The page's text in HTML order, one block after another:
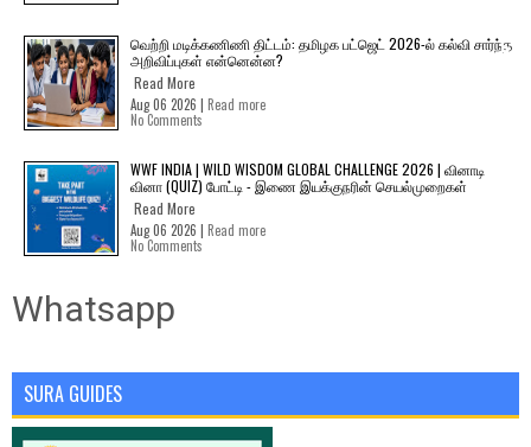
வெற்றி மடிக்கணிணி திட்டம்: தமிழக பட்ஜெட் 2026-ல் கல்வி சார்ந்த
அறிவிப்புகள் என்னென்ன?
Read More
Aug 06 2026 | Read more
No Comments
WWF INDIA | WILD WISDOM GLOBAL CHALLENGE 2026 | வினாடி
வினா (QUIZ) போட்டி - இணை இயக்குநரின் செயல்முறைகள்
Read More
Aug 06 2026 | Read more
No Comments
Whatsapp
SURA GUIDES